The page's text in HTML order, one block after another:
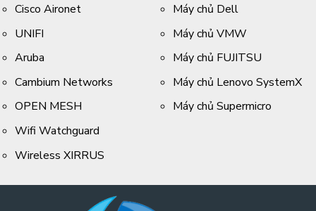
Cisco Aironet
UNIFI
Aruba
Cambium Networks
OPEN MESH
Wifi Watchguard
Wireless XIRRUS
Máy chủ Dell
Máy chủ VMW
Máy chủ FUJITSU
Máy chủ Lenovo SystemX
Máy chủ Supermicro